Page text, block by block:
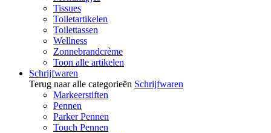
Tissues
Toiletartikelen
Toilettassen
Wellness
Zonnebrandcrème
Toon alle artikelen
Schrijfwaren
Terug naar alle categorieën Schrijfwaren
Markeerstiften
Pennen
Parker Pennen
Touch Pennen